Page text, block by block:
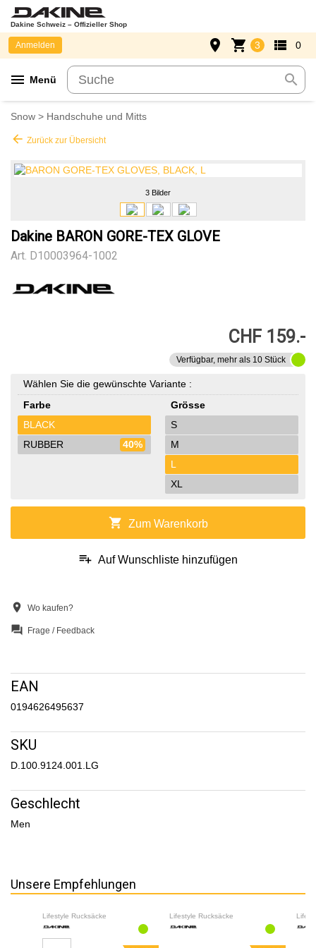
Dakine Schweiz – Offizieller Shop
menu Menü search
Anmelden place shopping_cart 3 view_list 0
Snow > Handschuhe und Mitts
arrow_back Zurück zur Übersicht
3 Bilder
Dakine BARON GORE-TEX GLOVE
Art. D10003964-1002
CHF 159.-
Verfügbar, mehr als 10 Stück
Wählen Sie die gewünschte Variante :
Farbe
BLACK
RUBBER
40%
Grösse
S
M
L
XL
shopping_cart Zum Warenkorb
playlist_add Auf Wunschliste hinzufügen
location_on Wo kaufen?
question_answer Frage / Feedback
EAN
0194626495637
SKU
D.100.9124.001.LG
Geschlecht
Men
Unsere Empfehlungen
Lifestyle Rucksäcke Lifestyle Rucksäcke